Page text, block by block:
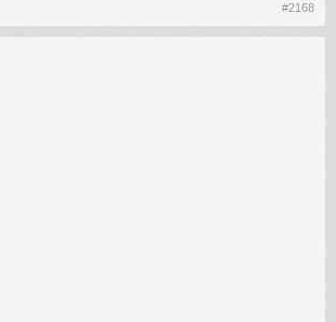
#2168